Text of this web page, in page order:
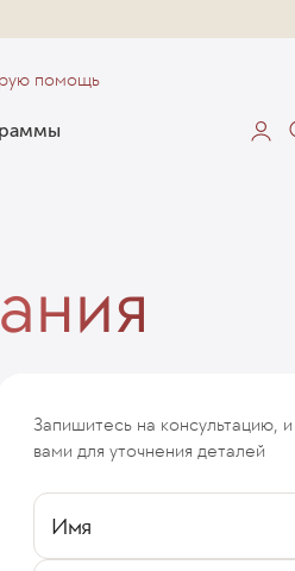
помощь
Запишитесь на консультацию,
вами для уточнения деталей
Имя